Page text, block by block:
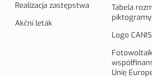
Realizacja zastępstwa
Akční leták
Tabela
piktogramy
Logo
Unię